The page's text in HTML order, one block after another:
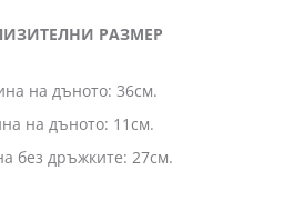
РАЗМЕР
на дъното: 36см.
на дъното: 11см.
без дръжките: 27см.